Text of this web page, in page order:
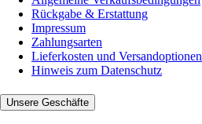
Rückgabe & Erstattung
Impressum
Zahlungsarten
Lieferkosten und Versandoptionen
Hinweis zum Datenschutz
Unsere Geschäfte